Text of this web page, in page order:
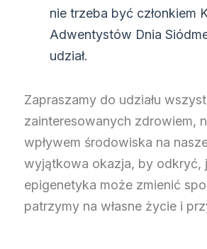
nie trzeba być członkiem
Adwentystów Dnia
udział.
Zapraszamy do udziału
zainteresowanych zdrowiem,
wpływem środowiska na
wyjątkowa okazja, by odkryć,
epigenetyka może zmienić
patrzymy na własne życie i